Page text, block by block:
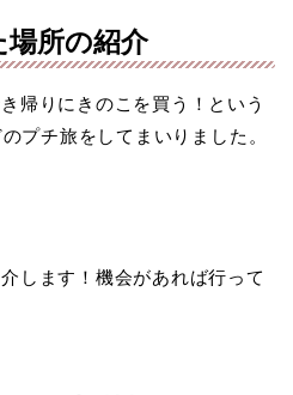
所の紹介
帰りにきのこを買う！という
プチ旅をしてまいりました。
します！機会があれば行って